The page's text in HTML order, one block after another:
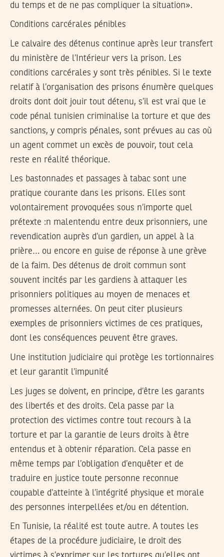
du temps et de ne pas compliquer la situation».
Conditions carcérales pénibles
Le calvaire des détenus continue après leur transfert
du ministère de l’Intérieur vers la prison. Les
conditions carcérales y sont très pénibles. Si le texte
relatif à l’organisation des prisons énumère quelques
droits dont doit jouir tout détenu, s’il est vrai que le
code pénal tunisien criminalise la torture et que des
sanctions, y compris pénales, sont prévues au cas où
un agent commet un excès de pouvoir, tout cela
reste en réalité théorique.
Les bastonnades et passages à tabac sont une
pratique courante dans les prisons. Elles sont
volontairement provoquées sous n’importe quel
prétexte :n malentendu entre deux prisonniers, une
revendication auprès d’un gardien, un appel à la
prière… ou encore en guise de réponse à une grève
de la faim. Des détenus de droit commun sont
souvent incités par les gardiens à attaquer les
prisonniers politiques au moyen de menaces et
promesses alternées. On peut citer plusieurs
exemples de prisonniers victimes de ces pratiques,
dont les conséquences peuvent être graves.
Une institution judiciaire qui protège les tortionnaires
et leur garantit l’impunité
Les juges se doivent, en principe, d’être les garants
des libertés et des droits. Cela passe par la
protection des victimes contre tout recours à la
torture et par la garantie de leurs droits à être
entendus et à obtenir réparation. Cela passe en
même temps par l’obligation d’enquêter et de
traduire en justice toute personne reconnue
coupable d’atteinte à l’intégrité physique et morale
des personnes interpellées et/ou en détention.
En Tunisie, la réalité est toute autre. A toutes les
étapes de la procédure judiciaire, le droit des